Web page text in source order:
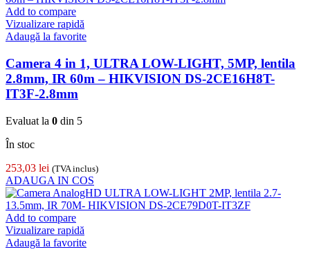
Add to compare
Vizualizare rapidă
Adaugă la favorite
Camera 4 in 1, ULTRA LOW-LIGHT, 5MP, lentila
2.8mm, IR 60m – HIKVISION DS-2CE16H8T-
IT3F-2.8mm
Evaluat la 0 din 5
În stoc
253,03 lei (TVA inclus)
ADAUGA IN COS
Add to compare
Vizualizare rapidă
Adaugă la favorite